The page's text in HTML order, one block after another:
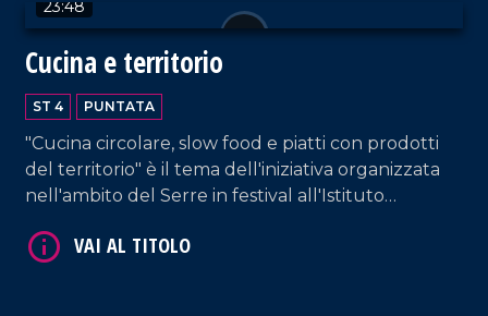
23:48
Cucina e territorio
ST 4 PUNTATA
"Cucina circolare, slow food e piatti con prodotti
del territorio" è il tema dell'iniziativa organizzata
nell'ambito del Serre in festival all'Istituto
VAI AL TITOLO